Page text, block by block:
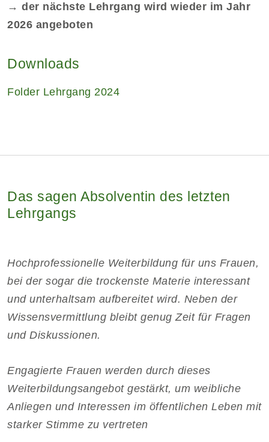
→ der nächste Lehrgang wird wieder im Jahr
2026 angeboten
Downloads
Folder Lehrgang 2024
Das sagen Absolventin des letzten
Lehrgangs
Hochprofessionelle Weiterbildung für uns Frauen,
bei der sogar die trockenste Materie interessant
und unterhaltsam aufbereitet wird. Neben der
Wissensvermittlung bleibt genug Zeit für Fragen
und Diskussionen.
Engagierte Frauen werden durch dieses
Weiterbildungsangebot gestärkt, um weibliche
Anliegen und Interessen im öffentlichen Leben mit
starker Stimme zu vertreten